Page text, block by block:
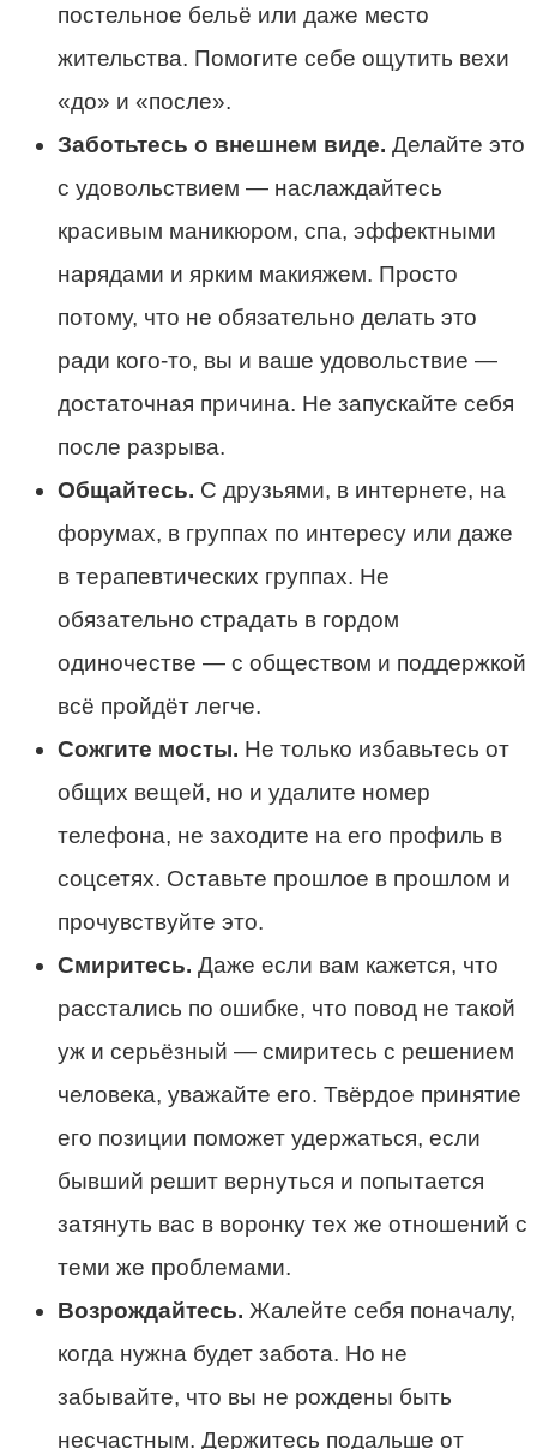
постельное бельё или даже место
жительства. Помогите себе ощутить вехи
«до» и «после».
Заботьтесь о внешнем виде. Делайте это
с удовольствием — наслаждайтесь
красивым маникюром, спа, эффектными
нарядами и ярким макияжем. Просто
потому, что не обязательно делать это
ради кого-то, вы и ваше удовольствие —
достаточная причина. Не запускайте себя
после разрыва.
Общайтесь. С друзьями, в интернете, на
форумах, в группах по интересу или даже
в терапевтических группах. Не
обязательно страдать в гордом
одиночестве — с обществом и поддержкой
всё пройдёт легче.
Сожгите мосты. Не только избавьтесь от
общих вещей, но и удалите номер
телефона, не заходите на его профиль в
соцсетях. Оставьте прошлое в прошлом и
прочувствуйте это.
Смиритесь. Даже если вам кажется, что
расстались по ошибке, что повод не такой
уж и серьёзный — смиритесь с решением
человека, уважайте его. Твёрдое принятие
его позиции поможет удержаться, если
бывший решит вернуться и попытается
затянуть вас в воронку тех же отношений с
теми же проблемами.
Возрождайтесь. Жалейте себя поначалу,
когда нужна будет забота. Но не
забывайте, что вы не рождены быть
несчастным. Держитесь подальше от